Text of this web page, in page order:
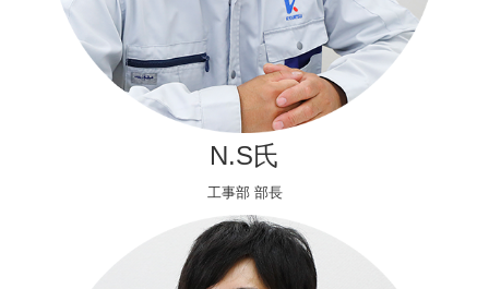
N.S氏
工事部 部長